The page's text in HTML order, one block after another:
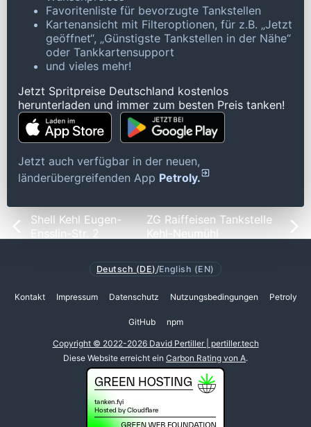
Favoritenliste für bevorzugte Tankstellen
Kartenansicht mit Filteroptionen, für z.B. „Jetzt
geöffnet“, „Günstigste Tankstellen in der Nähe“
oder Tankkartensupport
und vieles mehr!
Jetzt Spritpreise Deutschland kostenlos
herunterladen und immer zum besten Preis tanken!
Jetzt auch verfügbar in der neuen,
länderübergreifenden App Petroly.
Shell Kehl Eugen-
Ensslin-Str. 2
ZG Raiffeisen Tankstelle
Kehl-Neumühl
Deutsch (DE) /English (EN)
Kontakt Impressum Datenschutz Nutzungsbedingungen Petroly
GitHub npm
Copyright © 2022-2026 David Pertiller | pertiller.tech
Diese Website erreicht ein Carbon Rating von A.